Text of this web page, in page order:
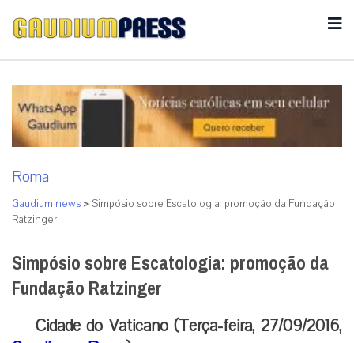
Roma
Gaudium news >Simpósio sobre Escatologia: promoção da Fundação
Ratzinger
Simpósio sobre Escatologia: promoção da
Fundação Ratzinger
Cidade do Vaticano (Terça-feira, 27/09/2016,